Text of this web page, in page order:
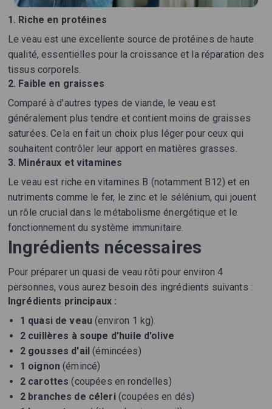
1. Riche en protéines
Le veau est une excellente source de protéines de haute
qualité, essentielles pour la croissance et la réparation des
tissus corporels.
2. Faible en graisses
Comparé à d'autres types de viande, le veau est
généralement plus tendre et contient moins de graisses
saturées. Cela en fait un choix plus léger pour ceux qui
souhaitent contrôler leur apport en matières grasses.
3. Minéraux et vitamines
Le veau est riche en vitamines B (notamment B12) et en
nutriments comme le fer, le zinc et le sélénium, qui jouent
un rôle crucial dans le métabolisme énergétique et le
fonctionnement du système immunitaire.
Ingrédients nécessaires
Pour préparer un quasi de veau rôti pour environ 4
personnes, vous aurez besoin des ingrédients suivants :
Ingrédients principaux :
1 quasi de veau (environ 1 kg)
2 cuillères à soupe d'huile d'olive
2 gousses d'ail (émincées)
1 oignon (émincé)
2 carottes (coupées en rondelles)
2 branches de céleri(coupées en dés)